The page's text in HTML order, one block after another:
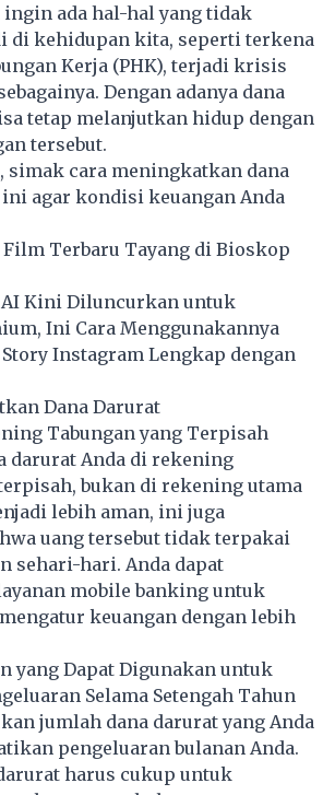
ada hal-hal yang tidak
di kehidupan kita, seperti terkena
Kerja (PHK), terjadi krisis
Dengan adanya dana
tetap melanjutkan hidup dengan
tersebut.
simak cara meningkatkan dana
agar kondisi keuangan Anda
Film Terbaru Tayang di Bioskop
Kini Diluncurkan untuk
Ini Cara Menggunakannya
Instagram Lengkap dengan
Dana Darurat
Tabungan yang Terpisah
darurat Anda di rekening
bukan di rekening utama
lebih aman, ini juga
uang tersebut tidak terpakai
sehari-hari. Anda dapat
mobile banking untuk
keuangan dengan lebih
yang Dapat Digunakan untuk
Selama Setengah Tahun
jumlah dana darurat yang Anda
pengeluaran bulanan Anda.
harus cukup untuk